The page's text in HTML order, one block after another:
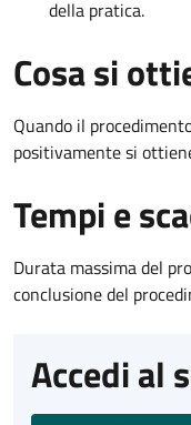
della pratica.
Cosa si
Quando il
positivamente si
Tempi e
Durata massima del
conclusione del
Accedi al